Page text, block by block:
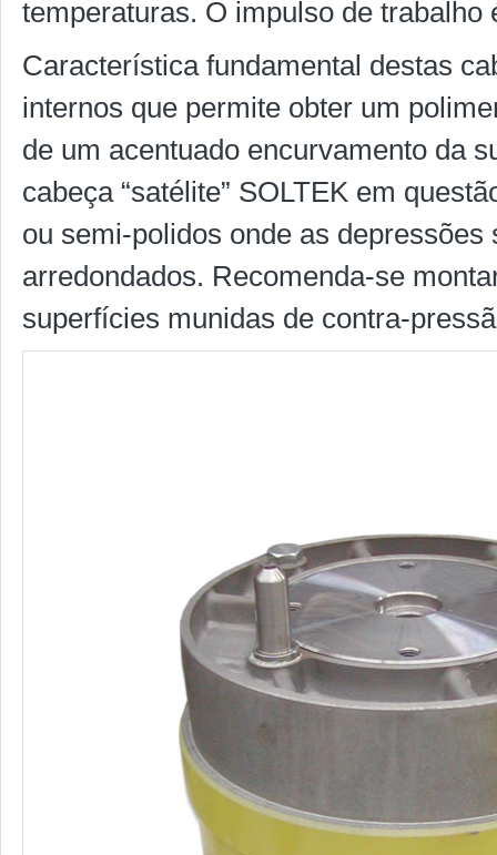
temperaturas. O impulso de
Característica fundamental destas
internos que permite obter um
de um acentuado encurvamento da
cabeça “satélite” SOLTEK em
ou semi-polidos onde as
arredondados. Recomenda-se
superfícies munidas de contra-